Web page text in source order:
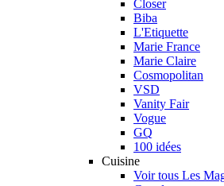
Closer
Biba
L'Etiquette
Marie France
Marie Claire
Cosmopolitan
VSD
Vanity Fair
Vogue
GQ
100 idées
Cuisine
Voir tous Les